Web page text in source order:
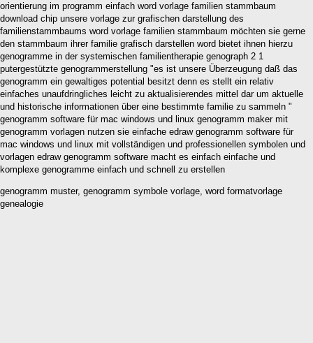
orientierung im programm einfach word vorlage familien stammbaum
download chip unsere vorlage zur grafischen darstellung des
familienstammbaums word vorlage familien stammbaum möchten sie gerne
den stammbaum ihrer familie grafisch darstellen word bietet ihnen hierzu
genogramme in der systemischen familientherapie genograph 2 1
putergestützte genogrammerstellung "es ist unsere Überzeugung daß das
genogramm ein gewaltiges potential besitzt denn es stellt ein relativ
einfaches unaufdringliches leicht zu aktualisierendes mittel dar um aktuelle
und historische informationen über eine bestimmte familie zu sammeln "
genogramm software für mac windows und linux genogramm maker mit
genogramm vorlagen nutzen sie einfache edraw genogramm software für
mac windows und linux mit vollständigen und professionellen symbolen und
vorlagen edraw genogramm software macht es einfach einfache und
komplexe genogramme einfach und schnell zu erstellen
genogramm muster, genogramm symbole vorlage, word formatvorlage
genealogie